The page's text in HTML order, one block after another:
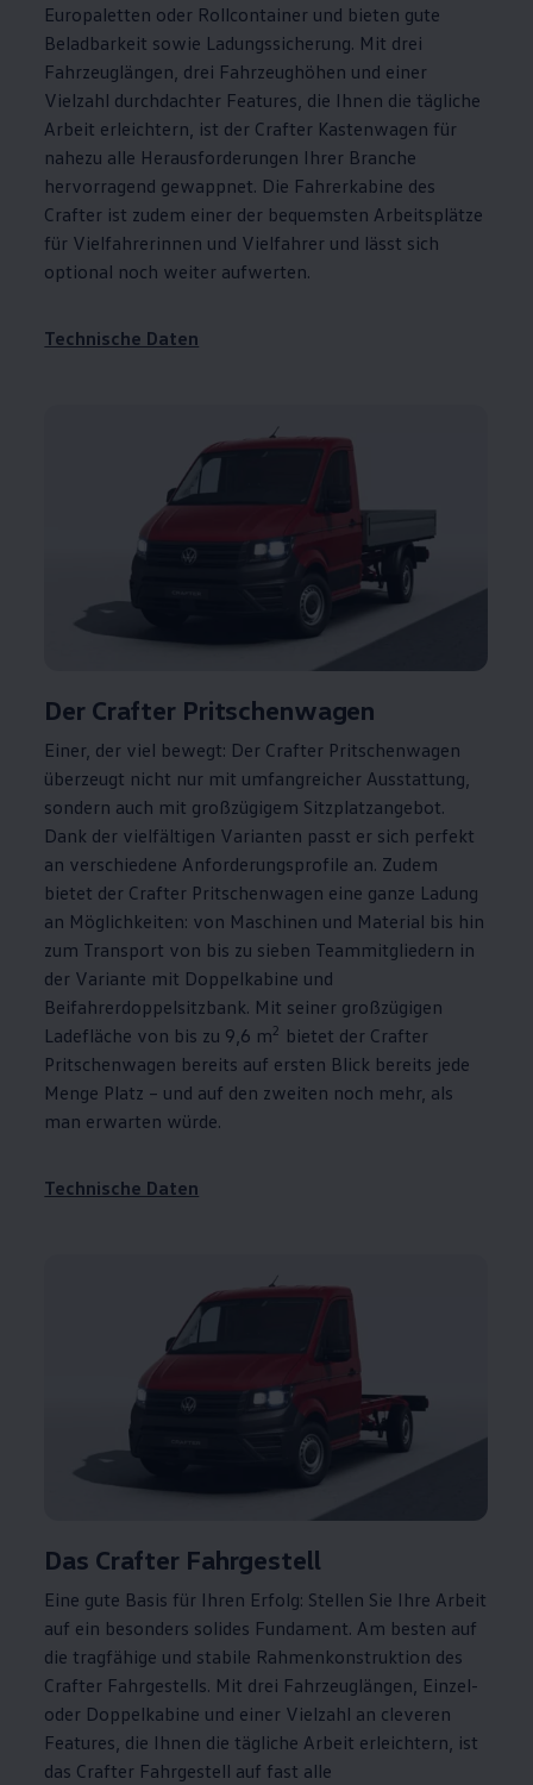
Europaletten oder Rollcontainer und bieten gute
Beladbarkeit sowie Ladungssicherung. Mit drei
Fahrzeuglängen, drei Fahrzeughöhen und einer
Vielzahl durchdachter Features, die Ihnen die tägliche
Arbeit erleichtern, ist der Crafter Kastenwagen für
nahezu alle Herausforderungen Ihrer Branche
hervorragend gewappnet. Die Fahrerkabine des
Crafter ist zudem einer der bequemsten Arbeitsplätze
für Vielfahrerinnen und Vielfahrer und lässt sich
optional noch weiter aufwerten.
Technische Daten
Der Crafter Pritschenwagen
Einer, der viel bewegt: Der Crafter Pritschenwagen
überzeugt nicht nur mit umfangreicher Ausstattung,
sondern auch mit großzügigem Sitzplatzangebot.
Dank der vielfältigen Varianten passt er sich perfekt
an verschiedene Anforderungsprofile an. Zudem
bietet der Crafter Pritschenwagen eine ganze Ladung
an Möglichkeiten: von Maschinen und Material bis hin
zum Transport von bis zu sieben Teammitgliedern in
der Variante mit Doppelkabine und
Beifahrerdoppelsitzbank. Mit seiner großzügigen
Ladefläche von bis zu 9,6 m2 bietet der Crafter
Pritschenwagen bereits auf ersten Blick bereits jede
Menge Platz – und auf den zweiten noch mehr, als
man erwarten würde.
Technische Daten
Das Crafter Fahrgestell
Eine gute Basis für Ihren Erfolg: Stellen Sie Ihre Arbeit
auf ein besonders solides Fundament. Am besten auf
die tragfähige und stabile Rahmenkonstruktion des
Crafter Fahrgestells. Mit drei Fahrzeuglängen, Einzel-
oder Doppelkabine und einer Vielzahl an cleveren
Features, die Ihnen die tägliche Arbeit erleichtern, ist
das Crafter Fahrgestell auf fast alle